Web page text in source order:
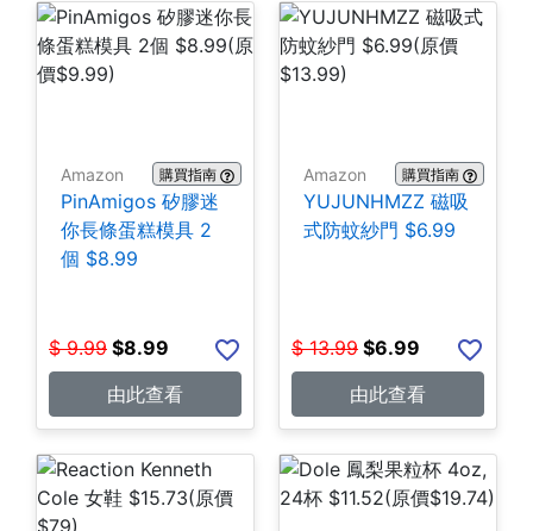
Amazon 購買指南
PinAmigos 矽膠迷
你長條蛋糕模具 2
個 $8.99
$ 9.99 $8.99
由此查看
Amazon 購買指南
YUJUNHMZZ 磁吸
式防蚊紗門 $6.99
$ 13.99 $6.99
由此查看